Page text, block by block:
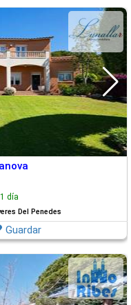
día
Del Penedes
Guardar